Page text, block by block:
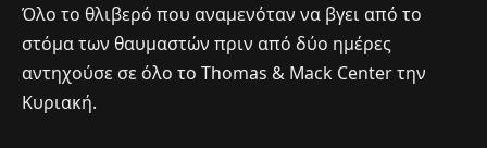
Όλο το θλιβερό που αναμενόταν να βγει από το
στόμα των θαυμαστών πριν από δύο ημέρες
αντηχούσε σε όλο το Thomas & Mack Center την
Κυριακή.